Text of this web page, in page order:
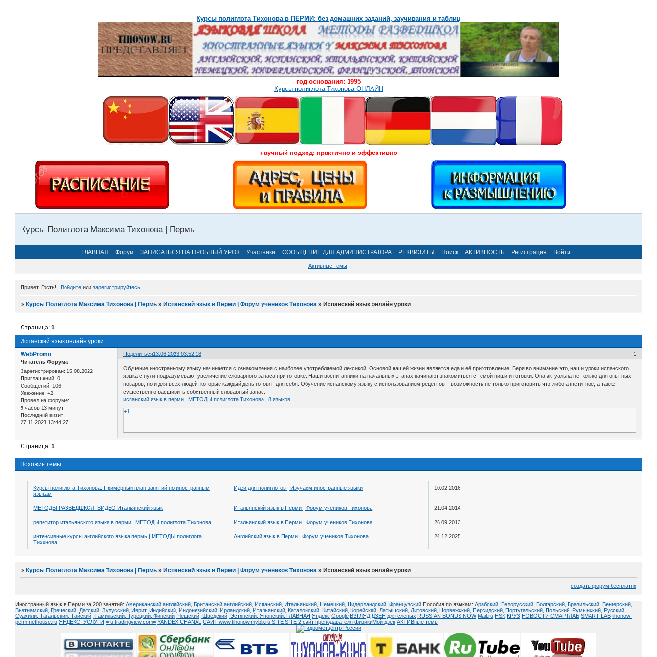
Курсы полиглота Тихонова в ПЕРМИ: без домашних заданий, заучивания и таблиц
год основания: 1995
Курсы полиглота Тихонова ОНЛАЙН
научный подход: практично и эффективно
Курсы Полиглота Максима Тихонова | Пермь
ГЛАВНАЯ Форум ЗАПИСАТЬСЯ НА ПРОБНЫЙ УРОК Участники СООБЩЕНИЕ ДЛЯ АДМИНИСТРАТОРА РЕКВИЗИТЫ Поиск АКТИВНОСТЬ Регистрация Войти
Активные темы
Привет, Гость! Войдитеили зарегистрируйтесь.
»Курсы Полиглота Максима Тихонова | Пермь »Испанский язык в Перми | Форум учеников Тихонова »Испанский язык онлайн уроки
Испанский язык онлайн уроки
Страница:1
Поделиться 1
13.06.2023 03:52:18
WebPromo
Читатель Форума
Зарегистрирован: 15.08.2022
Приглашений: 0
Сообщений: 106
Уважение: +2
Провел на форуме:
9 часов 13 минут
Последний визит:
27.11.2023 13:44:27
Обучение иностранному языку начинается с ознакомления с наиболее употребляемой лексикой. Основой нашей жизни является еда и её приготовление. Беря во внимание это, наши уроки испанского
языка с нуля подразумевают увеличение словарного запаса при готовке. Наши воспитанники на начальных этапах начинают знакомиться с темой пищи и готовки. Она актуальна не только для опытных
поваров, но и для всех людей, которые каждый день готовят для себя. Обучение испанскому языку с использованием рецептов – возможность не только приготовить что-либо аппетитное, а также,
существенно расширить собственный словарный запас.
испанский язык в перми | МЕТОДЫ полиглота Тихонова | 8 языков
+1
Страница:1
Похожие темы
Курсы полиглота Тихонова: Примерный план занятий по иностранным
языкам
Идеи для полиглотов | Изучаем иностранные языки 10.02.2016
МЕТОДЫ РАЗВЕДШКОЛ: ВИДЕО Итальянский язык Итальянский язык в Перми | Форум учеников Тихонова 21.04.2014
репетитор итальянского языка в перми | МЕТОДЫ полиглота Тихонова Итальянский язык в Перми | Форум учеников Тихонова 26.09.2013
интенсивные курсы английского языка пермь | МЕТОДЫ полиглота
Тихонова
Английский язык в Перми | Форум учеников Тихонова 24.12.2025
»Курсы Полиглота Максима Тихонова | Пермь »Испанский язык в Перми | Форум учеников Тихонова »Испанский язык онлайн уроки
создать форум бесплатно
Иностранный язык в Перми за 200 занятий: Американский английский, Британский английский, Испанский, Итальянский, Немецкий, Нидерландский, Французский Пособия по языкам: Арабский, Белорусский, Болгарский, Бразильский, Венгерский,
Вьетнамский, Греческий, Датский, Зулусский, Иврит, Индийский, Индонезийский, Ирландский, Итальянский, Каталонский, Китайский, Корейский, Латышский, Литовский, Норвежский, Персидский, Португальский, Польский, Румынский, Русский,
Суахили, Тагальский, Тайский, Тамильский, Турецкий, Финский, Чешский, Шведский, Эстонский, Японский. ГЛАВНАЯ Яндекс Google ВЗГЛЯД ДЗЕН для слепых RUSSIAN BONDS NOW Mail.ru HSK КРУЗ НОВОСТИ СМАРТЛАБ SMART-LAB tihonow-
perm.nethouse.ru ЯНДЕКС_УСЛУГИ =ru.tradingview.com= YANDEX CHANAL САЙТ www.tihonow.mybb.ru SITE SITE 2 сайт преподавателя физикиМой дзен АКТИВные темы